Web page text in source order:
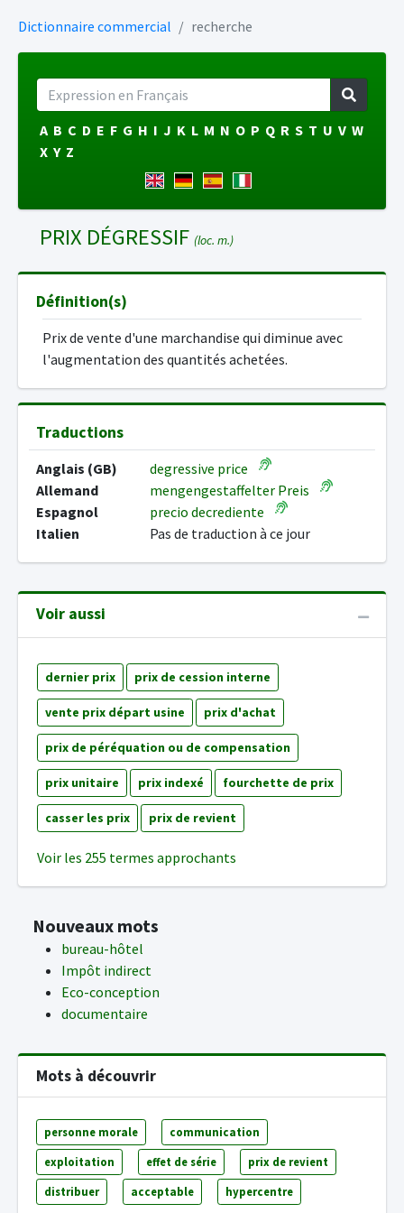
Dictionnaire commercial recherche
A B C D E F G H I J K L M N O P Q R S T U V W
X Y Z
PRIX DÉGRESSIF (loc. m.)
Définition(s)
Prix de vente d'une marchandise qui diminue avec
l'augmentation des quantités achetées.
Traductions
Anglais (GB)
degressive price
Allemand
mengengestaffelter Preis
Espagnol
precio decrediente
Italien
Pas de traduction à ce jour
Voir aussi
dernier prix prix de cession interne
vente prix départ usine prix d'achat
prix de péréquation ou de compensation
prix unitaire prix indexé fourchette de prix
casser les prix prix de revient
Voir les 255 termes approchants
Nouveaux mots
bureau-hôtel
Impôt indirect
Eco-conception
documentaire
Mots à découvrir
personne morale communication
exploitation effet de série prix de revient
distribuer acceptable hypercentre